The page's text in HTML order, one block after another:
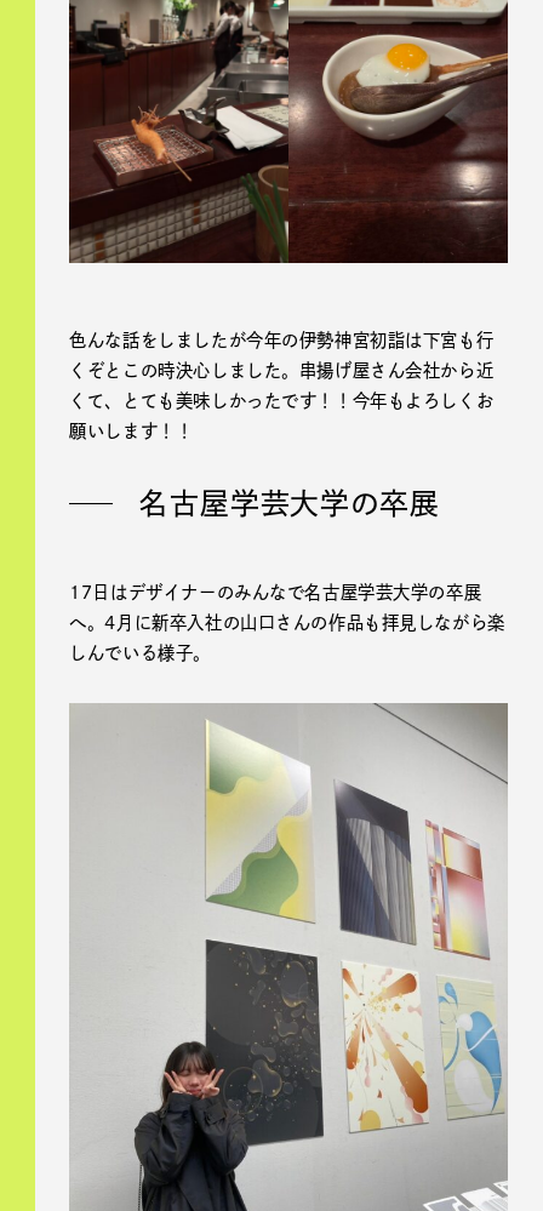
色んな話をしましたが今年の伊勢神宮初詣は下宮も行
くぞとこの時決心しました。串揚げ屋さん会社から近
くて、とても美味しかったです！！今年もよろしくお
願いします！！
名古屋学芸大学の卒展
17日はデザイナーのみんなで名古屋学芸大学の卒展
へ。4月に新卒入社の山口さんの作品も拝見しながら楽
しんでいる様子。